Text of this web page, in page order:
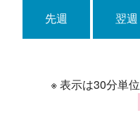
先週 翌週
※ 表示は30分単